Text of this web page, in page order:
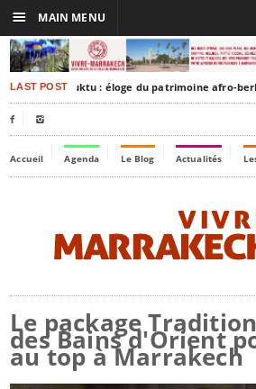
LAST POSTTimbuktu : éloge du patrimoine afro-
 
Accueil Agenda Le Blog Actualités
Le package
des Bains d'Orient
au top à Marrakech
☰ MAIN MENU